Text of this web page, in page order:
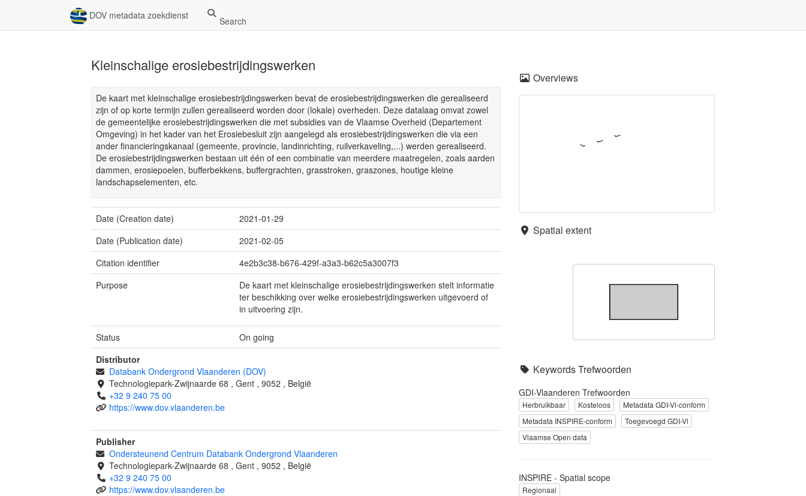
DOV metadata zoekdienst Search
Kleinschalige erosiebestrijdingswerken
De kaart met kleinschalige erosiebestrijdingswerken bevat de erosiebestrijdingswerken die gerealiseerd
zijn of op korte termijn zullen gerealiseerd worden door (lokale) overheden. Deze datalaag omvat zowel
de gemeentelijke erosiebestrijdingswerken die met subsidies van de Vlaamse Overheid (Departement
Omgeving) in het kader van het Erosiebesluit zijn aangelegd als erosiebestrijdingswerken die via een
ander financieringskanaal (gemeente, provincie, landinrichting, ruilverkaveling,...) werden gerealiseerd.
De erosiebestrijdingswerken bestaan uit één of een combinatie van meerdere maatregelen, zoals aarden
dammen, erosiepoelen, bufferbekkens, buffergrachten, grasstroken, graszones, houtige kleine
landschapselementen, etc.
Date (Creation date)
2021-01-29
Date (Publication date)
2021-02-05
Citation identifier
4e2b3c38-b676-429f-a3a3-b62c5a3007f3
Purpose
De kaart met kleinschalige erosiebestrijdingswerken stelt informatie
ter beschikking over welke erosiebestrijdingswerken uitgevoerd of
in uitvoering zijn.
Status
On going
Distributor
Databank Ondergrond Vlaanderen (DOV)
Technologiepark-Zwijnaarde 68 , Gent , 9052 , België
+32 9 240 75 00
https://www.dov.vlaanderen.be
Publisher
Ondersteunend Centrum Databank Ondergrond Vlaanderen
Technologiepark-Zwijnaarde 68 , Gent , 9052 , België
+32 9 240 75 00
https://www.dov.vlaanderen.be
Overviews
Spatial extent
Keywords Trefwoorden
GDI-Vlaanderen Trefwoorden
Herbruikbaar Kosteloos
Metadata GDI-Vl-conform
Metadata INSPIRE-conform
Toegevoegd GDI-Vl
Vlaamse Open data
INSPIRE - Spatial scope
Regionaal